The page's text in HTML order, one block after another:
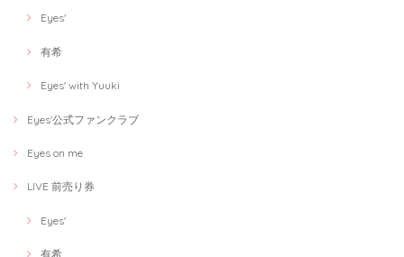
Eyes'
有希
Eyes' with Yuuki
Eyes'公式ファンクラブ
Eyes on me
LIVE 前売り券
Eyes'
有希